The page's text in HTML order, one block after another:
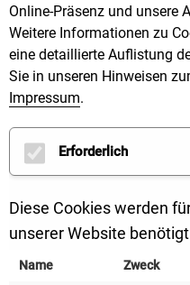
Online-Präsenz und unsere
Weitere Informationen zu
eine detaillierte Auflistung
Sie in unseren Hinweisen
Impressum.
Erforderlich
Diese Cookies werden
unserer Website
Name Zweck